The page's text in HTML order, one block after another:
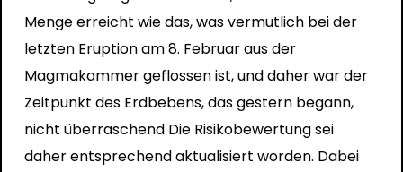
Menge erreicht wie das, was vermutlich bei der
letzten Eruption am 8. Februar aus der
Magmakammer geflossen ist, und daher war der
Zeitpunkt des Erdbebens, das gestern begann,
nicht überraschend Die Risikobewertung sei
daher entsprechend aktualisiert worden. Dabei